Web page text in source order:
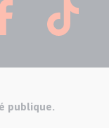
publique.